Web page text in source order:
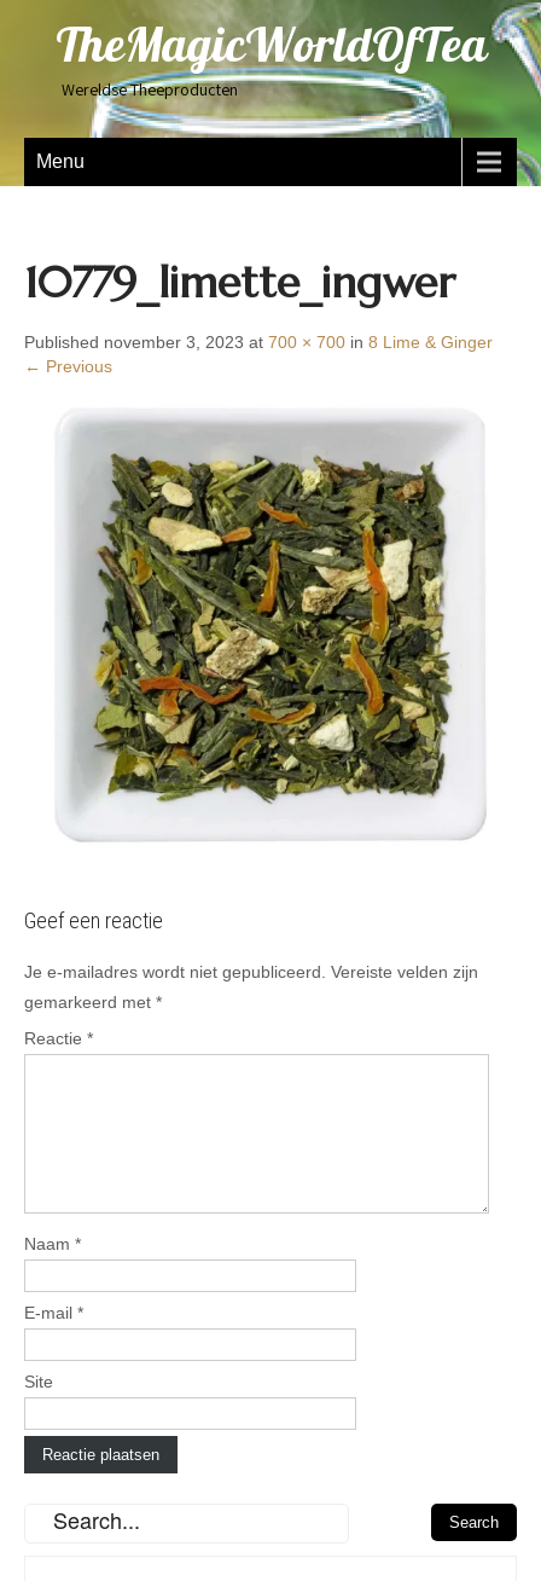
TheMagicWorldOfTea
Wereldse Theeproducten
Menu
10779_limette_ingwer
Published november 3, 2023 at 700 × 700 in 8 Lime & Ginger
← Previous
Geef een reactie
Je e-mailadres wordt niet gepubliceerd. Vereiste velden zijn
gemarkeerd met *
Reactie *
Naam *
E-mail *
Site